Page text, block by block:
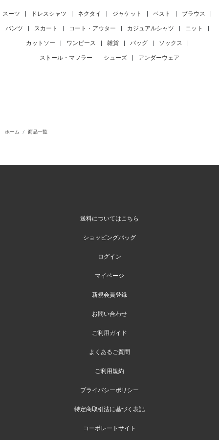
スーツ ドレスシャツ ネクタイ ジャケット ベスト ブラウス
パンツ スカート コート・アウター カジュアルシャツ ニット
カットソー ワンピース 雑貨 バッグ ソックス
ストール・マフラー シューズ アンダーウェア
ホーム 商品一覧
送料についてはこちら
ショッピングバッグ
ログイン
マイページ
新規会員登録
お問い合わせ
ご利用ガイド
よくあるご質問
ご利用規約
プライバシーポリシー
特定商取引法に基づく表記
コーポレートサイト